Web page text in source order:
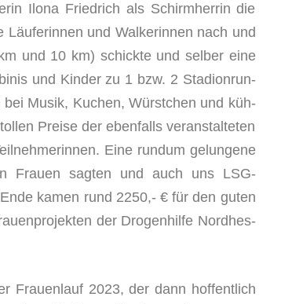
Ilo­na Fried­rich als Schirm­her­rin die
und Wal­ke­rin­nen nach und
und 10 km) schick­te und sel­ber eine
und Kin­der zu 1 bzw. 2 Sta­di­on­run­
bei Musik, Kuchen, Würst­chen und küh­
Prei­se der eben­falls ver­an­stal­te­ten
Eine rund­um gelun­ge­ne
Frau­en sag­ten und auch uns LSG-
kamen rund 2250,- € für den guten
der Dro­gen­hil­fe Nord­hes­
Frau­en­lauf 2023, der dann hof­fent­lich